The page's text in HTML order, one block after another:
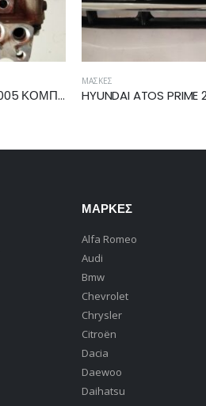
HYUNDAI ATOS PRIME 2003-2007 ΜΑΣΚΑ GLS 86360-05610
ΑΦΑΛΟΊ ΠΟΡΤΏΝ
ΜΆΡΚΕΣ
Alfa Romeo
Audi
Bmw
Chevrolet
Chrysler
Citroën
Dacia
Daewoo
Daihatsu